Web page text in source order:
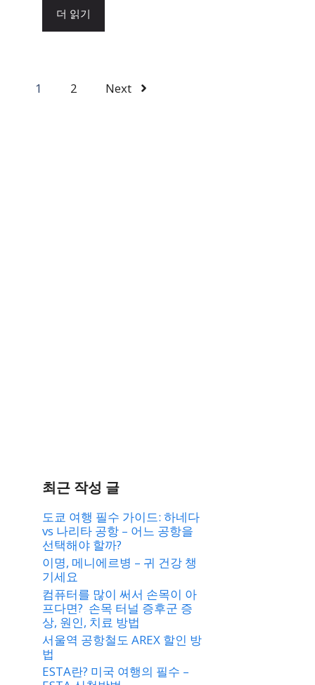
더 읽기
1 2 Next
최근 작성 글
도쿄 여행 필수 가이드: 하네다
vs 나리타 공항 – 어느 공항을
선택해야 할까?
이명, 메니에르병 – 귀 건강 챙
기세요
컴퓨터를 많이 써서 손목이 아
프다면? 손목 터널 증후군 증
상, 원인, 치료 방법
서울역 공항철도 AREX 할인 방
법
ESTA란? 미국 여행의 필수 –